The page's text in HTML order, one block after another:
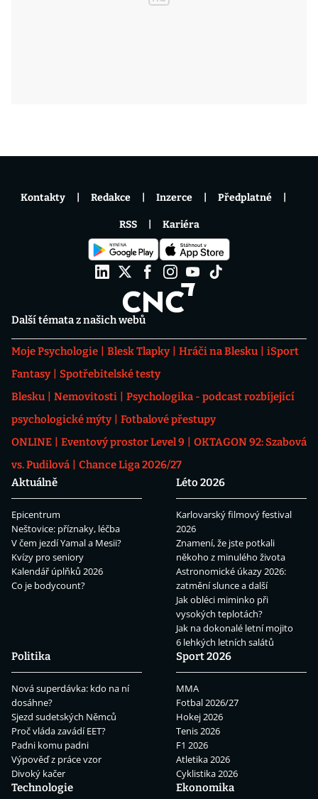
Další témata z našich webů
Moje Psychologie Blesk Tlapky Hráči na Blesku
iSport
Fantasy
Spotřebitelské testy
Blesku
Nemovitosti
Psychologika - podcast rozbíjející
psychologické mýty
Fotbalové přestupy
ONLINE
Eventový prostor Level 9
OKTAGON 92: Szabová
vs. Pudilová
Chance Liga 2026/27
Aktuálně
Epicentrum
Neštovice: příznaky, léčba
V čem jezdí Yamal a Mesii?
Kvízy pro seniory
Kalendář úplňků 2026
Co je bodycount?
Léto 2026
Karlovarský filmový festival
2026
Znamení, že jste potkali
někoho z minulého života
Astronomické úkazy 2026:
zatmění slunce a další
Jak obléci miminko při
vysokých teplotách?
Jak na dokonalé letní mojito
6 lehkých letních salátů
Politika
Nová superdávka: kdo na ní
dosáhne?
Sjezd sudetských Němců
Proč vláda zavádí EET?
Padni komu padni
Výpověď z práce vzor
Divoký kačer
Sport 2026
MMA
Fotbal 2026/27
Hokej 2026
Tenis 2026
F1 2026
Atletika 2026
Cyklistika 2026
Technologie
Ekonomika
Kontakty Redakce Inzerce Předplatné
RSS Kariéra